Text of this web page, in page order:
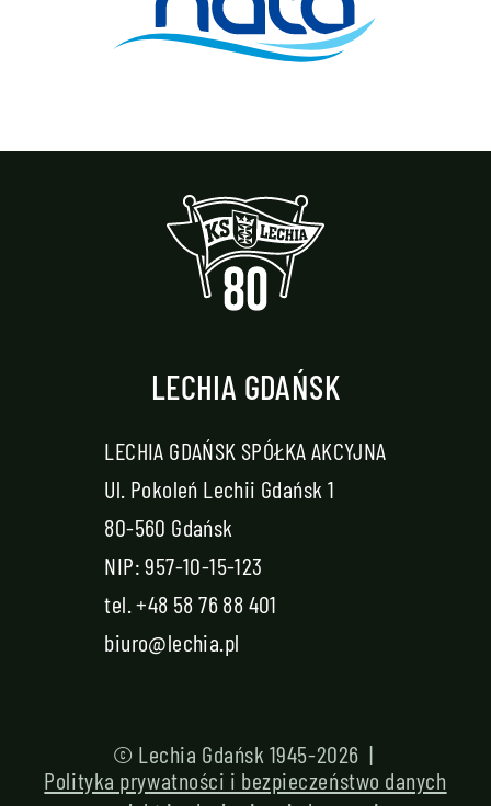
LECHIA GDAŃSK
LECHIA GDAŃSK SPÓŁKA AKCYJNA
Ul. Pokoleń Lechii Gdańsk 1
80-560 Gdańsk
NIP: 957-10-15-123
tel.+48 58 76 88 401
biuro@lechia.pl
© Lechia Gdańsk 1945-2026 |
Polityka prywatności i bezpieczeństwo danych